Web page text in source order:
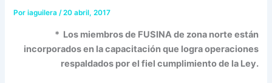
Poriaguilera/20 abril, 2017
* Los miembros de FUSINA de zona norte están
incorporados en la capacitación que logra operaciones
respaldados por el fiel cumplimiento de la Ley.